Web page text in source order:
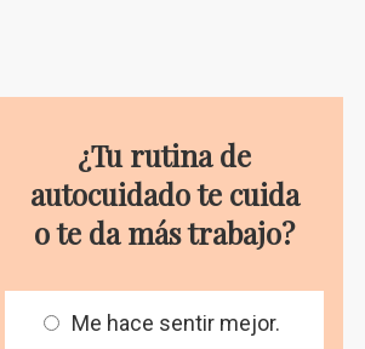
¿Tu rutina de
autocuidado te cuida
o te da más trabajo?
Me hace sentir mejor.